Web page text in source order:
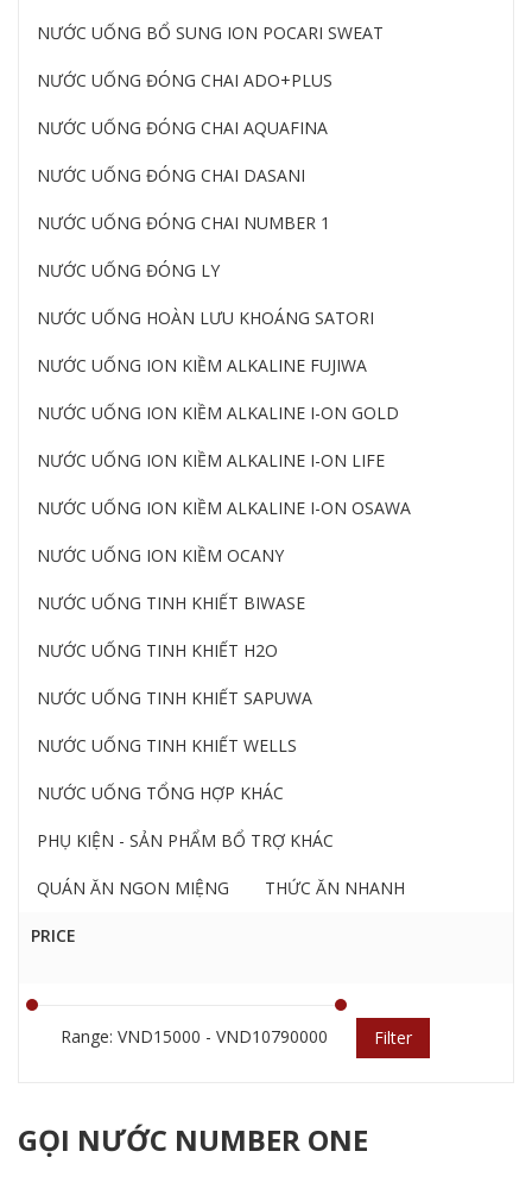
NƯỚC UỐNG BỔ SUNG ION POCARI SWEAT
NƯỚC UỐNG ĐÓNG CHAI ADO+PLUS
NƯỚC UỐNG ĐÓNG CHAI AQUAFINA
NƯỚC UỐNG ĐÓNG CHAI DASANI
NƯỚC UỐNG ĐÓNG CHAI NUMBER 1
NƯỚC UỐNG ĐÓNG LY
NƯỚC UỐNG HOÀN LƯU KHOÁNG SATORI
NƯỚC UỐNG ION KIỀM ALKALINE FUJIWA
NƯỚC UỐNG ION KIỀM ALKALINE I-ON GOLD
NƯỚC UỐNG ION KIỀM ALKALINE I-ON LIFE
NƯỚC UỐNG ION KIỀM ALKALINE I-ON OSAWA
NƯỚC UỐNG ION KIỀM OCANY
NƯỚC UỐNG TINH KHIẾT BIWASE
NƯỚC UỐNG TINH KHIẾT H2O
NƯỚC UỐNG TINH KHIẾT SAPUWA
NƯỚC UỐNG TINH KHIẾT WELLS
NƯỚC UỐNG TỔNG HỢP KHÁC
PHỤ KIỆN - SẢN PHẨM BỔ TRỢ KHÁC
QUÁN ĂN NGON MIỆNG THỨC ĂN NHANH
PRICE
Range: VND15000 - VND10790000 Filter
GỌI NƯỚC NUMBER ONE